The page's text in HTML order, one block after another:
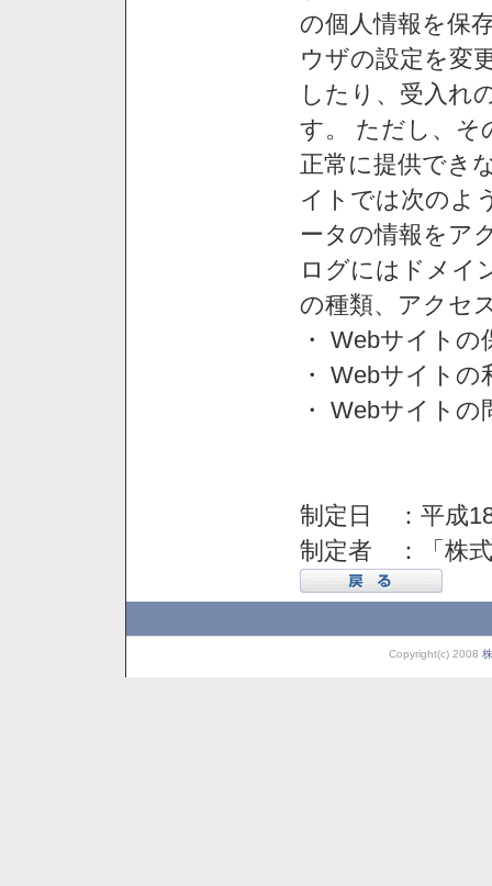
の個人情報を保
ウザの設定を変
したり、受入れ
す。 ただし、そ
正常に提供でき
イトでは次のよ
ータの情報をア
ログにはドメイ
の種類、アクセ
・ Webサイトの
・ Webサイト
・ Webサイト
制定日 ：平成
制定者 ：「株
Copyright(c) 2008